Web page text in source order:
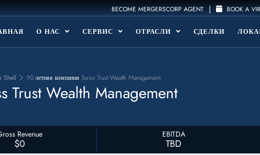
BECOME MERGERSCORP AGENT | BOOK A
О НАС СЕРВИС ОТРАСЛИ СДЕЛКИ
Shell 90-летняя компания Swiss Trust Wealth Management
Trust Wealth Management
Revenue
$0
EBITDA
TBD